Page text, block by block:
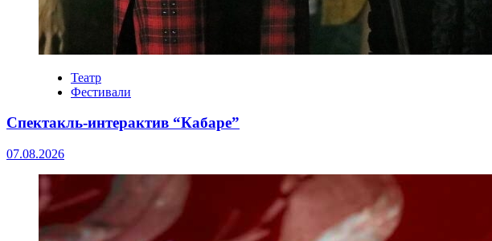
Театр
Фестивали
Спектакль-интерактив “Кабаре”
07.08.2026